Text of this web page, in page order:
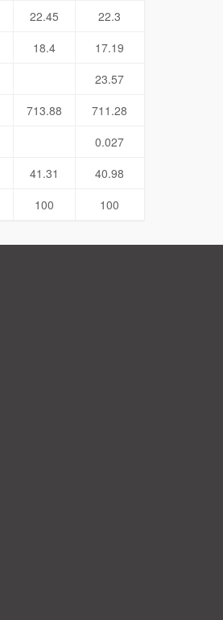
22.45
22.3
18.4
17.19
23.57
713.88
711.28
0.027
41.31
40.98
100 100